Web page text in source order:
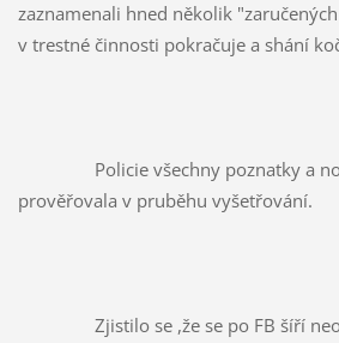
zaznamenali hned několik
v trestné činnosti pokračuje a shání
prověřovala v pruběhu vyšetřování.